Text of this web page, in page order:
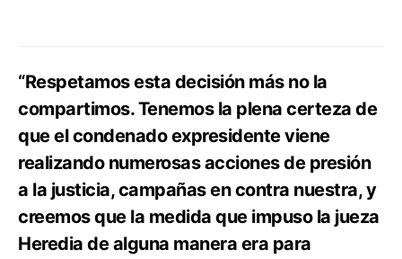
“Respetamos esta decisión más no la
compartimos. Tenemos la plena certeza de
que el condenado expresidente viene
realizando numerosas acciones de presión
a la justicia, campañas en contra nuestra, y
creemos que la medida que impuso la jueza
Heredia de alguna manera era para